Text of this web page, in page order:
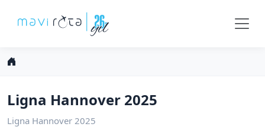
Ligna Hannover 2025
Ligna Hannover 2025